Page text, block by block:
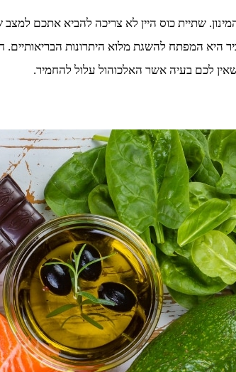
שתיית כוס היין לא צריכה להביא אתכם
היא המפתח להשגת מלוא היתרונות הבריאותיים.
לכם בעיה אשר האלכוהול עלול להחמיר.